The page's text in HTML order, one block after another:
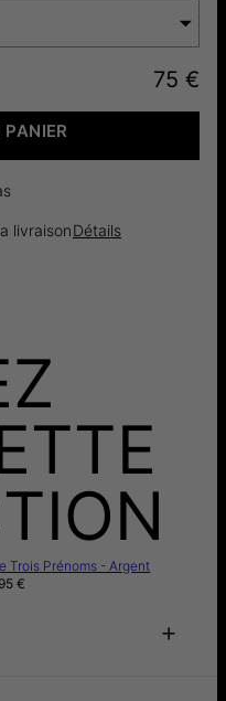
75 €
livraisonDétails
Trois Prénoms - Argent
95 €